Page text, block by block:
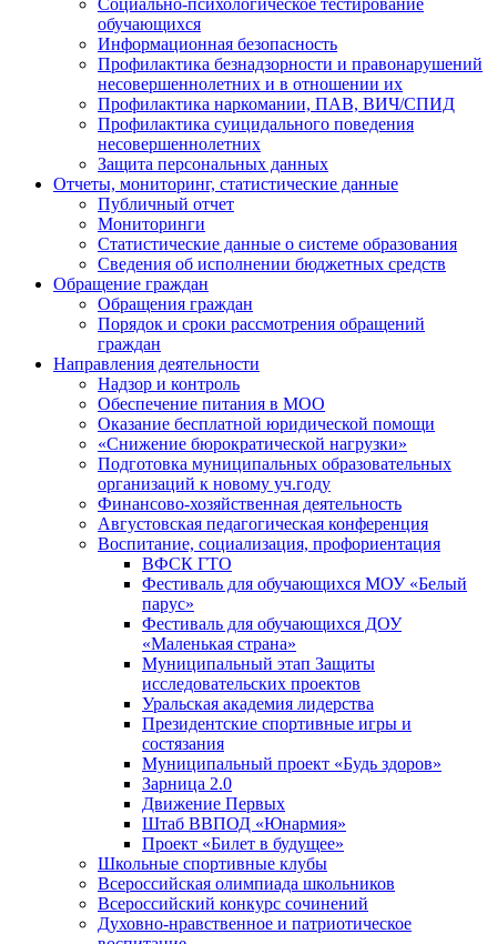
Социально-психологическое тестирование
обучающихся
Информационная безопасность
Профилактика безнадзорности и правонарушений
несовершеннолетних и в отношении их
Профилактика наркомании, ПАВ, ВИЧ/СПИД
Профилактика суицидального поведения
несовершеннолетних
Защита персональных данных
Отчеты, мониторинг, статистические данные
Публичный отчет
Мониторинги
Статистические данные о системе образования
Сведения об исполнении бюджетных средств
Обращение граждан
Обращения граждан
Порядок и сроки рассмотрения обращений
граждан
Направления деятельности
Надзор и контроль
Обеспечение питания в МОО
Оказание бесплатной юридической помощи
«Снижение бюрократической нагрузки»
Подготовка муниципальных образовательных
организаций к новому уч.году
Финансово-хозяйственная деятельность
Августовская педагогическая конференция
Воспитание, социализация, профориентация
ВФСК ГТО
Фестиваль для обучающихся МОУ «Белый
парус»
Фестиваль для обучающихся ДОУ
«Маленькая страна»
Муниципальный этап Защиты
исследовательских проектов
Уральская академия лидерства
Президентские спортивные игры и
состязания
Муниципальный проект «Будь здоров»
Зарница 2.0
Движение Первых
Штаб ВВПОД «Юнармия»
Проект «Билет в будущее»
Школьные спортивные клубы
Всероссийская олимпиада школьников
Всероссийский конкурс сочинений
Духовно-нравственное и патриотическое